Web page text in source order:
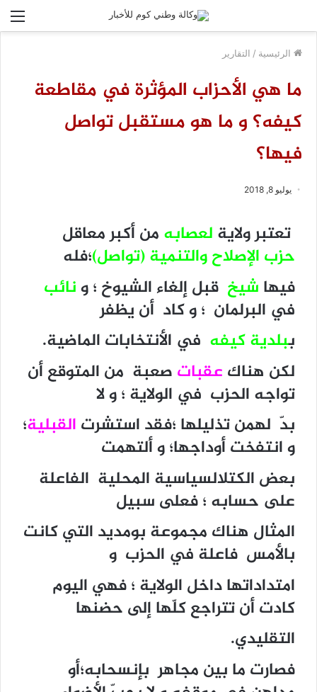
الرئيسية / التقارير
ما هي الأحزاب المؤثرة في مقاطعة
كيفه؟ و ما هو مستقبل تواصل
فيها؟
يوليو 8, 2018
تعتبر ولاية لعصابه من أكبر معاقل
حزب الإصلاح والتنمية (تواصل)؛فله
فيها شيخ قبل إلغاء الشيوخ ؛ ونائب
في البرلمان ؛ و كاد أن يظفر
ببلدية كيفه في الأنتخابات الماضية.
لكن هناك عقبات صعبة من المتوقع أن
تواجه الحزب في الولاية ؛ و لا
بدّ لهمن تذليلها ؛فقد استشرت القبلية؛
و انتفخت أوداجها؛ و ألتهمت
بعض الكتلالسياسية المحلية الفاعلة
على حسابه ؛ فعلى سبيل
المثال هناك مجموعة بومديد التي كانت
بالأمس فاعلة في الحزب و
امتداداتها داخل الولاية ؛ فهي اليوم
كادت أن تتراجع كلّها إلى حضنها
التقليدي.
فصارت ما بين مجاهر بإنسحابه؛أو